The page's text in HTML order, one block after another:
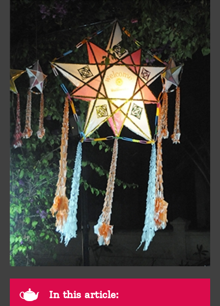
In this article: